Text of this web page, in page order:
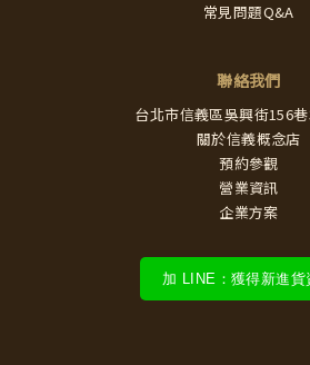
常見問題Q&A
聯絡我們
台北市信義區吳興街156
關於信義概念店
預約參觀
營業資訊
企業方案
加 LINE：獲得新進貨